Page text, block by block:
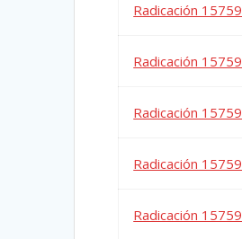
Radicación
Radicación
Radicación
Radicación
Radicación